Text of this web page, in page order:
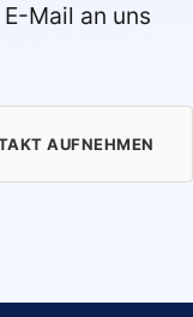
Mail an uns
AUFNEHMEN